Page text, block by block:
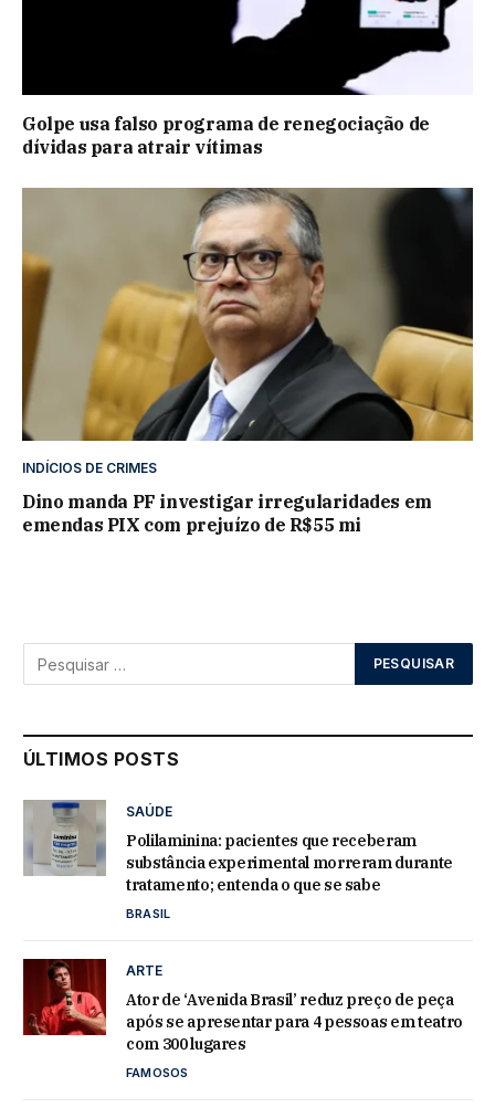
Golpe usa falso programa de renegociação de
dívidas para atrair vítimas
INDÍCIOS DE CRIMES
Dino manda PF investigar irregularidades em
emendas PIX com prejuízo de R$55 mi
ÚLTIMOS POSTS
SAÚDE
Polilaminina: pacientes que receberam
substância experimental morreram durante
tratamento; entenda o que se sabe
BRASIL
ARTE
Ator de ‘Avenida Brasil’ reduz preço de peça
após se apresentar para 4 pessoas em teatro
com 300 lugares
FAMOSOS